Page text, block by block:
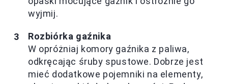
wyjmij.
Rozbiórka gaźnika
W opróżniaj komory gaźnika z paliwa,
odkręcając śruby spustowe. Dobrze jest
mieć dodatkowe pojemniki na elementy,